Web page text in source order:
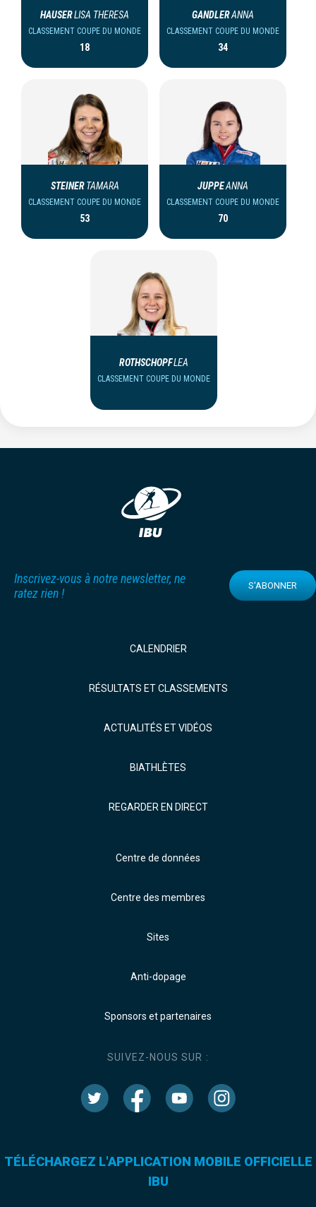
HAUSERLISA THERESA
CLASSEMENT COUPE DU MONDE
18
GANDLERANNA
CLASSEMENT COUPE DU MONDE
34
STEINER TAMARA
CLASSEMENT COUPE DU MONDE
53
JUPPEANNA
CLASSEMENT COUPE DU MONDE
70
ROTHSCHOPFLEA
CLASSEMENT COUPE DU MONDE
Inscrivez-vous à notre newsletter, ne
ratez rien !
S'ABONNER
CALENDRIER
RÉSULTATS ET CLASSEMENTS
ACTUALITÉS ET VIDÉOS
BIATHLÈTES
REGARDER EN DIRECT
Centre de données
Centre des membres
Sites
Anti-dopage
Sponsors et partenaires
SUIVEZ-NOUS SUR :
TÉLÉCHARGEZ L'APPLICATION MOBILE OFFICIELLE
IBU